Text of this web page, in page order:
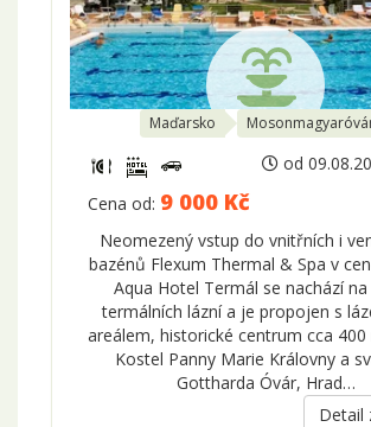
Maďarsko
od
Cena od: 9 000 Kč
Neomezený vstup do vnitřních i
bazénů Flexum Thermal & Spa v
Aqua Hotel Termál se nachází
termálních lázní a je propojen s
areálem, historické centrum cca 400
Kostel Panny Marie Královny a
Gottharda Óvár, Hrad…
Detail